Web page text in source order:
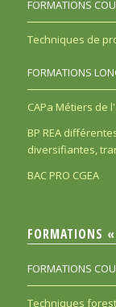
FORMATIONS
Techniques de
FORMATIONS
CAPa Métiers de
BP REA
diversifiantes,
BAC PRO CGEA
FORMATIONS
FORMATIONS
Techniques